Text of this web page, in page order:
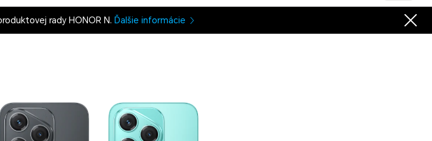
rady HONOR N. Ďalšie informácie